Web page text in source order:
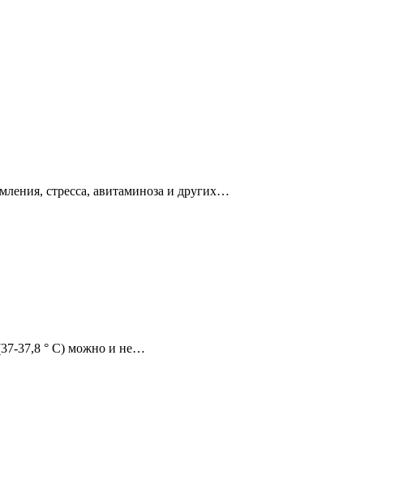
стресса, авитаминоза и других…
37,8 ° С) можно и не…